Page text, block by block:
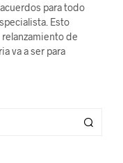
para todo
Esto
de
va a ser para